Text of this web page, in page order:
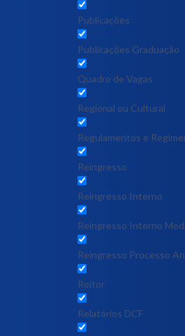
Publicações
Publicações Graduação
Quadro de Vagas
Regional ou Cultural
Regulamentos e
Reingresso
Reingresso Interno
Reingresso Interno
Reingresso Processo
Reitor
Relatórios DCF